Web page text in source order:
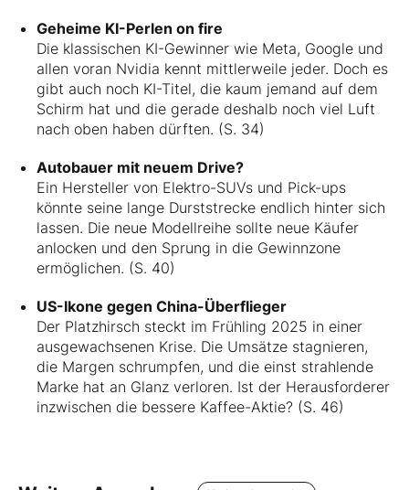
Geheime KI-Perlen on fire
Die klassischen KI-Gewinner wie Meta, Google und
allen voran Nvidia kennt mittlerweile jeder. Doch es
gibt auch noch KI-Titel, die kaum jemand auf dem
Schirm hat und die gerade deshalb noch viel Luft
nach oben haben dürften. (S. 34)
Autobauer mit neuem Drive?
Ein Hersteller von Elektro-SUVs und Pick-ups
könnte seine lange Durststrecke endlich hinter sich
lassen. Die neue Modellreihe sollte neue Käufer
anlocken und den Sprung in die Gewinnzone
ermöglichen. (S. 40)
US-Ikone gegen China-Überflieger
Der Platzhirsch steckt im Frühling 2025 in einer
ausgewachsenen Krise. Die Umsätze stagnieren,
die Margen schrumpfen, und die einst strahlende
Marke hat an Glanz verloren. Ist der Herausforderer
inzwischen die bessere Kaffee-Aktie? (S. 46)